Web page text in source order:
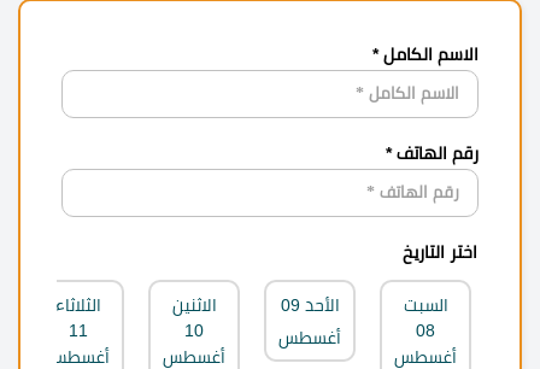
الاسم الكامل *
رقم الهاتف *
اختر التاريخ
السبت
08
أغسطس
الأحد 09
أغسطس
الاثنين
10
أغسطس
الثلاثاء
11
أغسطس